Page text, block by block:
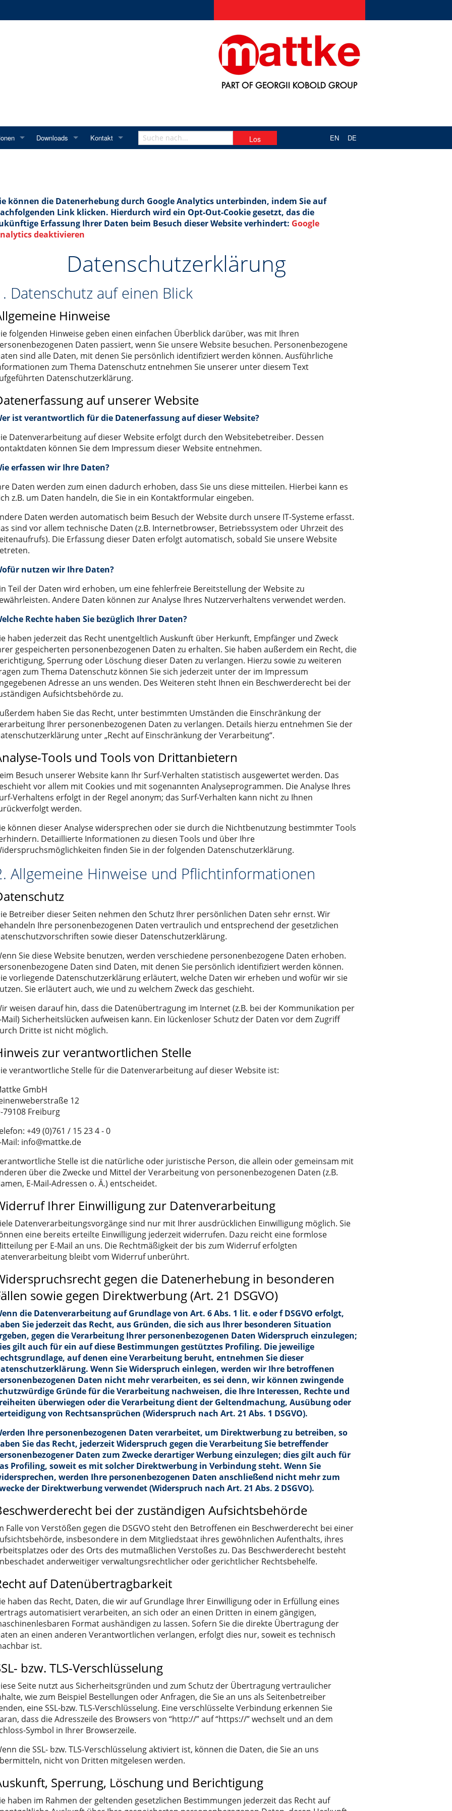
Serie EX
60, 80, 100
50, 65, 80, 110
level" der Serie LIGHT 30, 50, 80
Serie ONE 50, 80, 110
der Serie ROBOT 100, 130, 160, 220
der Serie SC 65 (100), 130, 160
155, 225, 325
der Serie VR 140
sowie für optische Fiberglaskabel
für 4 Leitungen
Turm
Transportsysteme
Servomotor)
Archiv
Archiv bis 03.2016
InformationenWechsel- oder Gleichstrom?
Kein Trick. Reine Ingenieursleistung.
Sicherheitstechnik
Die grosse Frage: DC- oder BLDC-Motoren?
Downloads
Kontakt
Im Ausland
Login
EN DE
können die Datenerhebung durch Google Analytics unterbinden, indem Sie auf
Link klicken. Hierdurch wird ein Opt-Out-Cookie gesetzt, das die
Erfassung Ihrer Daten beim Besuch dieser Website verhindert: Google
deaktivieren
Datenschutzerklärung
Datenschutz auf einen Blick
Hinweise
folgenden Hinweise geben einen einfachen Überblick darüber, was mit Ihren
Daten passiert, wenn Sie unsere Website besuchen. Personenbezogene
sind alle Daten, mit denen Sie persönlich identifiziert werden können. Ausführliche
zum Thema Datenschutz entnehmen Sie unserer unter diesem Text
Datenschutzerklärung.
auf unserer Website
ist verantwortlich für die Datenerfassung auf dieser Website?
Datenverarbeitung auf dieser Website erfolgt durch den Websitebetreiber. Dessen
können Sie dem Impressum dieser Website entnehmen.
erfassen wir Ihre Daten?
Daten werden zum einen dadurch erhoben, dass Sie uns diese mitteilen. Hierbei kann es
z.B. um Daten handeln, die Sie in ein Kontaktformular eingeben.
Daten werden automatisch beim Besuch der Website durch unsere IT-Systeme erfasst.
sind vor allem technische Daten (z.B. Internetbrowser, Betriebssystem oder Uhrzeit des
Die Erfassung dieser Daten erfolgt automatisch, sobald Sie unsere Website
nutzen wir Ihre Daten?
Teil der Daten wird erhoben, um eine fehlerfreie Bereitstellung der Website zu
Andere Daten können zur Analyse Ihres Nutzerverhaltens verwendet werden.
Rechte haben Sie bezüglich Ihrer Daten?
haben jederzeit das Recht unentgeltlich Auskunft über Herkunft, Empfänger und Zweck
gespeicherten personenbezogenen Daten zu erhalten. Sie haben außerdem ein Recht, die
Sperrung oder Löschung dieser Daten zu verlangen. Hierzu sowie zu weiteren
zum Thema Datenschutz können Sie sich jederzeit unter der im Impressum
Adresse an uns wenden. Des Weiteren steht Ihnen ein Beschwerderecht bei der
Aufsichtsbehörde zu.
haben Sie das Recht, unter bestimmten Umständen die Einschränkung der
Ihrer personenbezogenen Daten zu verlangen. Details hierzu entnehmen Sie der
unter „Recht auf Einschränkung der Verarbeitung“.
Tools und Tools von Drittanbietern
Besuch unserer Website kann Ihr Surf-Verhalten statistisch ausgewertet werden. Das
vor allem mit Cookies und mit sogenannten Analyseprogrammen. Die Analyse Ihres
Verhaltens erfolgt in der Regel anonym; das Surf-Verhalten kann nicht zu Ihnen
werden.
können dieser Analyse widersprechen oder sie durch die Nichtbenutzung bestimmter Tools
Detaillierte Informationen zu diesen Tools und über Ihre
finden Sie in der folgenden Datenschutzerklärung.
Allgemeine Hinweise und Pflichtinformationen
Betreiber dieser Seiten nehmen den Schutz Ihrer persönlichen Daten sehr ernst. Wir
Ihre personenbezogenen Daten vertraulich und entsprechend der gesetzlichen
sowie dieser Datenschutzerklärung.
Sie diese Website benutzen, werden verschiedene personenbezogene Daten erhoben.
Daten sind Daten, mit denen Sie persönlich identifiziert werden können.
vorliegende Datenschutzerklärung erläutert, welche Daten wir erheben und wofür wir sie
Sie erläutert auch, wie und zu welchem Zweck das geschieht.
weisen darauf hin, dass die Datenübertragung im Internet (z.B. bei der Kommunikation per
Mail) Sicherheitslücken aufweisen kann. Ein lückenloser Schutz der Daten vor dem Zugriff
Dritte ist nicht möglich.
zur verantwortlichen Stelle
verantwortliche Stelle für die Datenverarbeitung auf dieser Website ist:
GmbH
12
79108 Freiburg
+49 (0)761 / 15 23 4 - 0
Mail: info@mattke.de
Stelle ist die natürliche oder juristische Person, die allein oder gemeinsam mit
über die Zwecke und Mittel der Verarbeitung von personenbezogenen Daten (z.B.
E-Mail-Adressen o. Ä.) entscheidet.
Ihrer Einwilligung zur Datenverarbeitung
Datenverarbeitungsvorgänge sind nur mit Ihrer ausdrücklichen Einwilligung möglich. Sie
eine bereits erteilte Einwilligung jederzeit widerrufen. Dazu reicht eine formlose
per E-Mail an uns. Die Rechtmäßigkeit der bis zum Widerruf erfolgten
bleibt vom Widerruf unberührt.
gegen die Datenerhebung in besonderen
sowie gegen Direktwerbung (Art. 21 DSGVO)
die Datenverarbeitung auf Grundlage von Art. 6 Abs. 1 lit. e oder f DSGVO erfolgt,
Sie jederzeit das Recht, aus Gründen, die sich aus Ihrer besonderen Situation
gegen die Verarbeitung Ihrer personenbezogenen Daten Widerspruch einzulegen;
gilt auch für ein auf diese Bestimmungen gestütztes Profiling. Die jeweilige
auf denen eine Verarbeitung beruht, entnehmen Sie dieser
Wenn Sie Widerspruch einlegen, werden wir Ihre betroffenen
Daten nicht mehr verarbeiten, es sei denn, wir können zwingende
Gründe für die Verarbeitung nachweisen, die Ihre Interessen, Rechte und
überwiegen oder die Verarbeitung dient der Geltendmachung, Ausübung oder
von Rechtsansprüchen (Widerspruch nach Art. 21 Abs. 1 DSGVO).
Ihre personenbezogenen Daten verarbeitet, um Direktwerbung zu betreiben, so
Sie das Recht, jederzeit Widerspruch gegen die Verarbeitung Sie betreffender
Daten zum Zwecke derartiger Werbung einzulegen; dies gilt auch für
Profiling, soweit es mit solcher Direktwerbung in Verbindung steht. Wenn Sie
werden Ihre personenbezogenen Daten anschließend nicht mehr zum
der Direktwerbung verwendet (Widerspruch nach Art. 21 Abs. 2 DSGVO).
bei der zuständigen Aufsichtsbehörde
Falle von Verstößen gegen die DSGVO steht den Betroffenen ein Beschwerderecht bei einer
insbesondere in dem Mitgliedstaat ihres gewöhnlichen Aufenthalts, ihres
oder des Orts des mutmaßlichen Verstoßes zu. Das Beschwerderecht besteht
anderweitiger verwaltungsrechtlicher oder gerichtlicher Rechtsbehelfe.
auf Datenübertragbarkeit
haben das Recht, Daten, die wir auf Grundlage Ihrer Einwilligung oder in Erfüllung eines
automatisiert verarbeiten, an sich oder an einen Dritten in einem gängigen,
Format aushändigen zu lassen. Sofern Sie die direkte Übertragung der
an einen anderen Verantwortlichen verlangen, erfolgt dies nur, soweit es technisch
ist.
bzw. TLS-Verschlüsselung
Seite nutzt aus Sicherheitsgründen und zum Schutz der Übertragung vertraulicher
wie zum Beispiel Bestellungen oder Anfragen, die Sie an uns als Seitenbetreiber
eine SSL-bzw. TLS-Verschlüsselung. Eine verschlüsselte Verbindung erkennen Sie
dass die Adresszeile des Browsers von “http://” auf “https://” wechselt und an dem
Symbol in Ihrer Browserzeile.
die SSL- bzw. TLS-Verschlüsselung aktiviert ist, können die Daten, die Sie an uns
nicht von Dritten mitgelesen werden.
Sperrung, Löschung und Berichtigung
haben im Rahmen der geltenden gesetzlichen Bestimmungen jederzeit das Recht auf